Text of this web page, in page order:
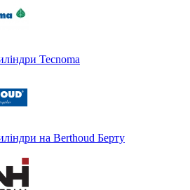
Tecnoma
на Berthoud Берту